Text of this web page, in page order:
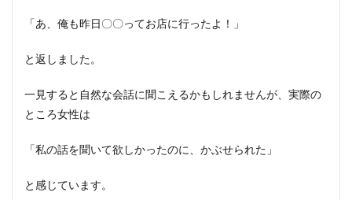
価」
聞く
「あ、俺も昨日〇〇ってお店に行ったよ！」
と返しました。
一見すると自然な会話に聞こえるかもしれませんが、実際の
ところ女性は
「私の話を聞いて欲しかったのに、かぶせられた」
と感じています。